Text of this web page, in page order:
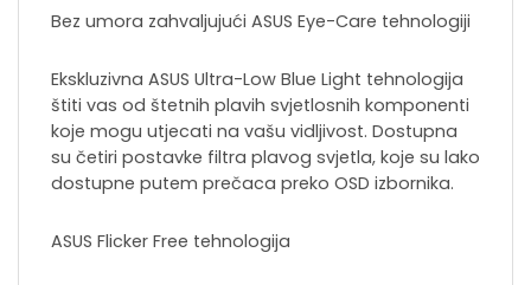
Bez umora zahvaljujući ASUS Eye-Care tehnologiji
Ekskluzivna ASUS Ultra-Low Blue Light tehnologija
štiti vas od štetnih plavih svjetlosnih komponenti
koje mogu utjecati na vašu vidljivost. Dostupna
su četiri postavke filtra plavog svjetla, koje su lako
dostupne putem prečaca preko OSD izbornika.
ASUS Flicker Free tehnologija